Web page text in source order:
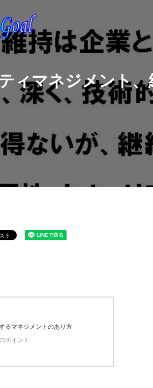
ィマネジメント
るマネジメントのあり方
ポイント